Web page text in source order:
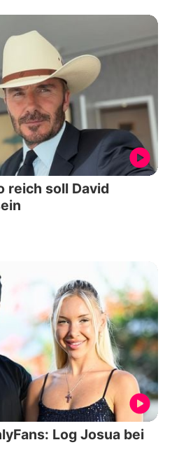
reich soll David
Log Josua bei